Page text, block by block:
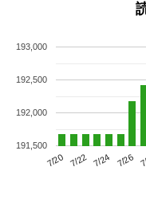
7/20 7/22 7/24 7/26
191,500
192,000
192,500
193,000